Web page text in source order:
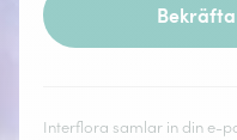
Interflora samlar in din e-